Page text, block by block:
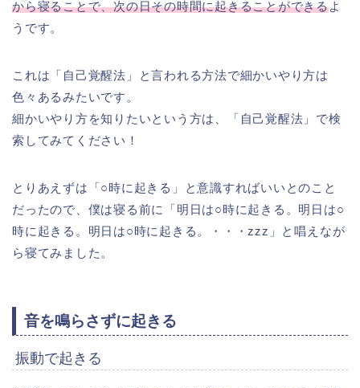
から寝ることで、次の日その時間に起きることができるよ
うです。
これは「自己覚醒法」と言われる方法で細かいやり方は
色々あるみたいです。
細かいやり方を知りたいという方は、「自己覚醒法」で検
索してみてください！
とりあえずは「○時に起きる」と意識すればいいとのこと
だったので、僕は寝る前に「明日は○時に起きる。明日は○
時に起きる。明日は○時に起きる。・・・zzz」と唱えなが
ら寝てみました。
音を鳴らさずに起きる
振動で起きる